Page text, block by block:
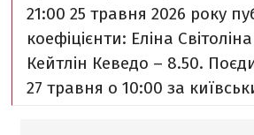
21:00 25 травня 2026 року
коефіцієнти: Еліна
Кейтлін Кеведо – 8.50.
27 травня o 10:00 за